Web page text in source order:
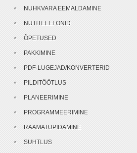
NUHKVARA EEMALDAMINE
NUTITELEFONID
ÕPETUSED
PAKKIMINE
PDF-LUGEJAD/KONVERTERID
PILDITÖÖTLUS
PLANEERIMINE
PROGRAMMEERIMINE
RAAMATUPIDAMINE
SUHTLUS